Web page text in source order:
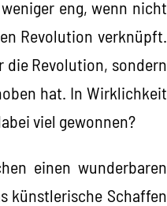
eng, wenn nicht
Revolution verknüpft.
die Revolution, sondern
hat. In Wirklichkeit
viel gewonnen?
einen wunderbaren
künstlerische Schaffen